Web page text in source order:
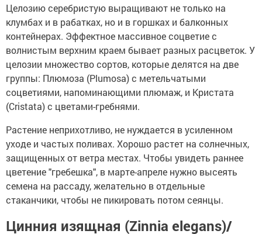
Целозию серебристую выращивают не только на
клумбах и в рабатках, но и в горшках и балконных
контейнерах. Эффектное массивное соцветие с
волнистым верхним краем бывает разных расцветок. У
целозии множество сортов, которые делятся на две
группы: Плюмоза (Plumosa) с метельчатыми
соцветиями, напоминающими плюмаж, и Кристата
(Cristata) с цветами-гребнями.
Растение неприхотливо, не нуждается в усиленном
уходе и частых поливах. Хорошо растет на солнечных,
защищенных от ветра местах. Чтобы увидеть раннее
цветение "гребешка", в марте-апреле нужно высеять
семена на рассаду, желательно в отдельные
стаканчики, чтобы не пикировать потом сеянцы.
Цинния изящная (Zinnia elegans)/